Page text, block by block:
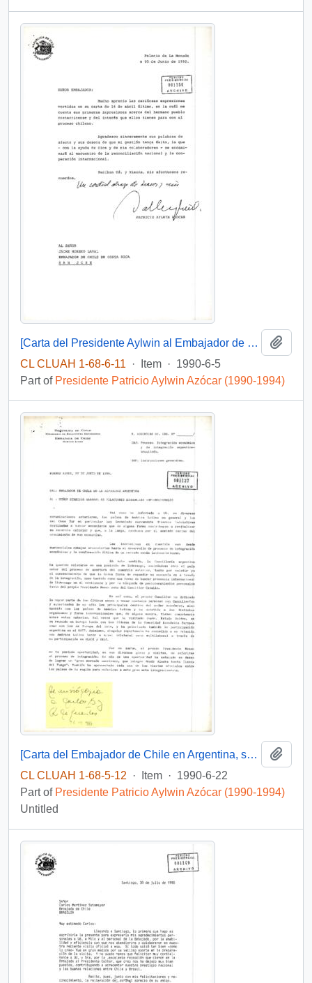
[Carta del Presidente Aylwin al Embajador de Chile en Costa Rica, agradeciendo palabras de afecto].
CL CLUAH 1-68-6-11
· Item · 1990-6-5
Part of Presidente Patricio Aylwin Azócar (1990-1994)
[Carta del Embajador de Chile en Argentina, sobre proceso de integración económica y la integración argentino-brasileña].
CL CLUAH 1-68-5-12
· Item · 1990-6-22
Part of Presidente Patricio Aylwin Azócar (1990-1994)
Untitled